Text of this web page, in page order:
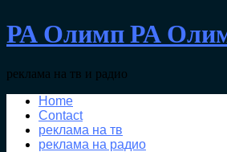
РА ОлимпРА
реклама на тв и радио
Home
Contact
реклама на тв
реклама на радио